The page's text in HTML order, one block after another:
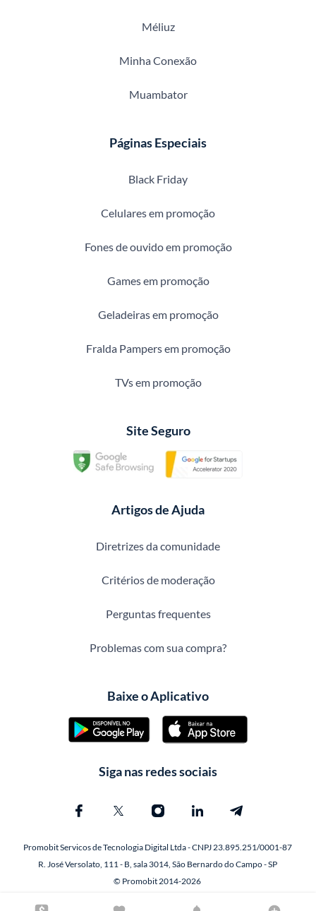
Méliuz
Minha Conexão
Muambator
Páginas Especiais
Black Friday
Celulares em promoção
Fones de ouvido em promoção
Games em promoção
Geladeiras em promoção
Fralda Pampers em promoção
TVs em promoção
Site Seguro
Artigos de Ajuda
Diretrizes da comunidade
Critérios de moderação
Perguntas frequentes
Problemas com sua compra?
Baixe o Aplicativo
Siga nas redes sociais
Promobit Servicos de Tecnologia Digital Ltda - CNPJ 23.895.251/0001-87
R. José Versolato, 111 - B, sala 3014, São Bernardo do Campo - SP
© Promobit 2014-2026